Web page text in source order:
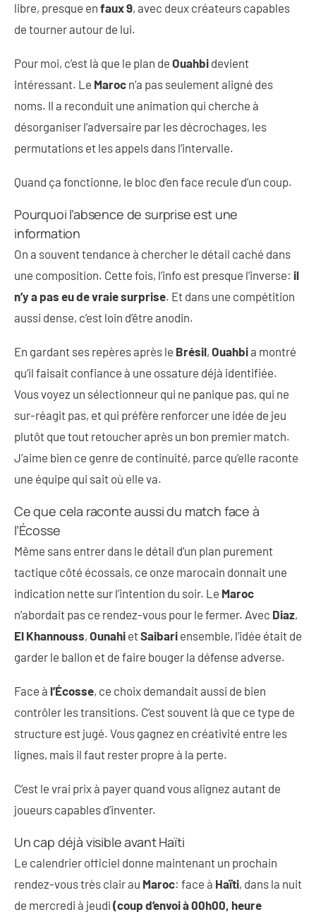
libre, presque en faux 9, avec deux créateurs capables
de tourner autour de lui.
Pour moi, c’est là que le plan de Ouahbi devient
intéressant. Le Maroc n’a pas seulement aligné des
noms. Il a reconduit une animation qui cherche à
désorganiser l’adversaire par les décrochages, les
permutations et les appels dans l’intervalle.
Quand ça fonctionne, le bloc d’en face recule d’un coup.
Pourquoi l’absence de surprise est une
information
On a souvent tendance à chercher le détail caché dans
une composition. Cette fois, l’info est presque l’inverse: il
n’y a pas eu de vraie surprise. Et dans une compétition
aussi dense, c’est loin d’être anodin.
En gardant ses repères après le Brésil, Ouahbia montré
qu’il faisait confiance à une ossature déjà identifiée.
Vous voyez un sélectionneur qui ne panique pas, qui ne
sur-réagit pas, et qui préfère renforcer une idée de jeu
plutôt que tout retoucher après un bon premier match.
J’aime bien ce genre de continuité, parce qu’elle raconte
une équipe qui sait où elle va.
Ce que cela raconte aussi du match face à
l’Écosse
Même sans entrer dans le détail d’un plan purement
tactique côté écossais, ce onze marocain donnait une
indication nette sur l’intention du soir. Le Maroc
n’abordait pas ce rendez-vous pour le fermer. Avec Diaz,
El Khannouss, Ounahi etSaibari ensemble, l’idée était de
garder le ballon et de faire bouger la défense adverse.
Face à l’Écosse, ce choix demandait aussi de bien
contrôler les transitions. C’est souvent là que ce type de
structure est jugé. Vous gagnez en créativité entre les
lignes, mais il faut rester propre à la perte.
C’est le vrai prix à payer quand vous alignez autant de
joueurs capables d’inventer.
Un cap déjà visible avant Haïti
Le calendrier officiel donne maintenant un prochain
rendez-vous très clair au Maroc: face à Haïti, dans la nuit
de mercredi à jeudi (coup d’envoi à 00h00, heure